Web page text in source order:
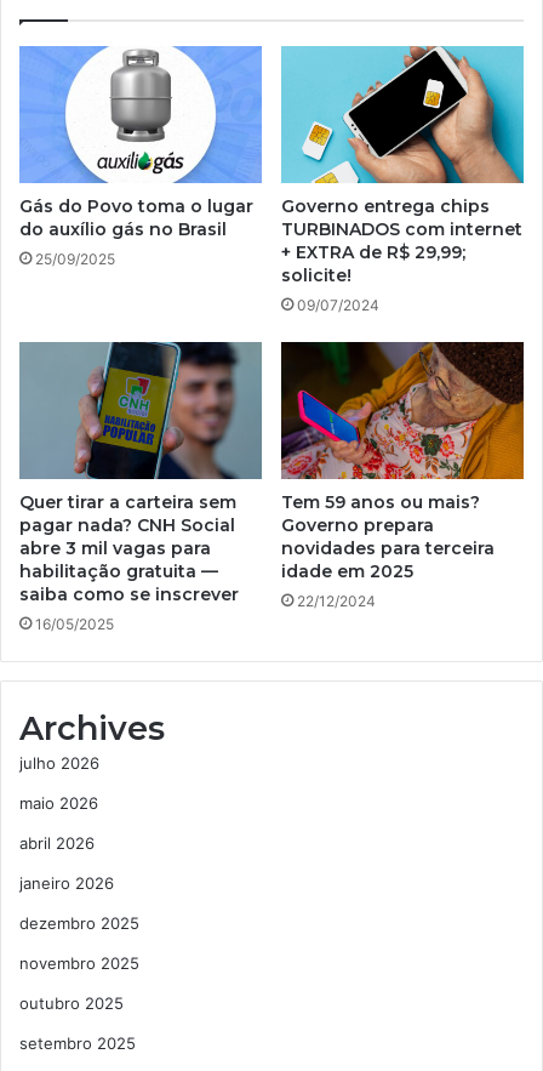
Gás do Povo toma o lugar
do auxílio gás no Brasil
25/09/2025
Governo entrega chips
TURBINADOS com internet
+ EXTRA de R$ 29,99;
solicite!
09/07/2024
Quer tirar a carteira sem
pagar nada? CNH Social
abre 3 mil vagas para
habilitação gratuita —
saiba como se inscrever
16/05/2025
Tem 59 anos ou mais?
Governo prepara
novidades para terceira
idade em 2025
22/12/2024
Archives
julho 2026
maio 2026
abril 2026
janeiro 2026
dezembro 2025
novembro 2025
outubro 2025
setembro 2025